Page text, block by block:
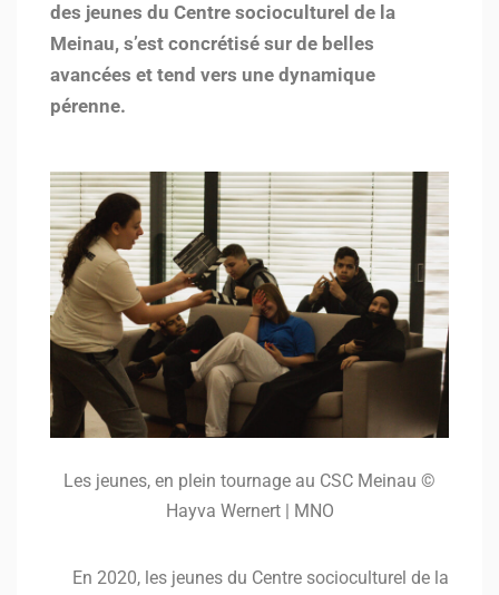
des jeunes du Centre socioculturel de la
Meinau, s’est concrétisé sur de belles
avancées et tend vers une dynamique
pérenne.
Les jeunes, en plein tournage au CSC Meinau ©
Hayva Wernert | MNO
En 2020, les jeunes du Centre socioculturel de la